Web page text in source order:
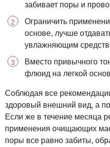
забивает поры и
Ограничить
основе, лучше
увлажняющим
Вместо привычного
флюид на легкой
Соблюдая все
здоровый внешний вид, а
Если же в течение месяца
применения очищающих
поры все равно забиты,